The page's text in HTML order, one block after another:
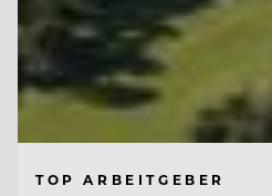
TOP ARBEITGEBER